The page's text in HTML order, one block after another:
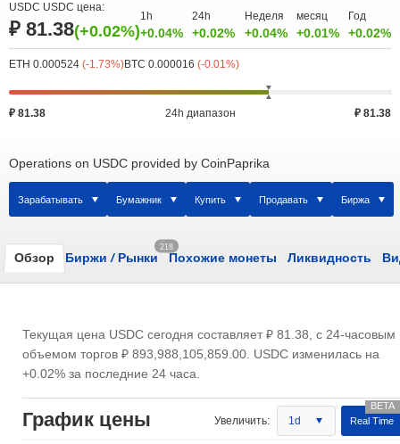
USDC USDC цена:
₽ 81.38(+0.02%)
1h
+0.04%
24h
+0.02%
Неделя
+0.04%
месяц
+0.01%
Год
+0.02%
ETH 0.000524 (-1.73%)BTC 0.000016 (-0.01%)
₽ 81.38 24h диапазон ₽ 81.38
Operations on USDC provided by CoinPaprika
Зарабатывать Бумажник Купить Продавать Биржа
Обзор Биржи /Рынки
218
Похожие монеты Ликвидность
Текущая цена USDC сегодня составляет₽ 81.38 , с 24-часовым
объемом торгов ₽ 893,988,105,859.00 . USDC изменилась на
+0.02% за последние 24 часа.
График цены Увеличить: 1d Real Time